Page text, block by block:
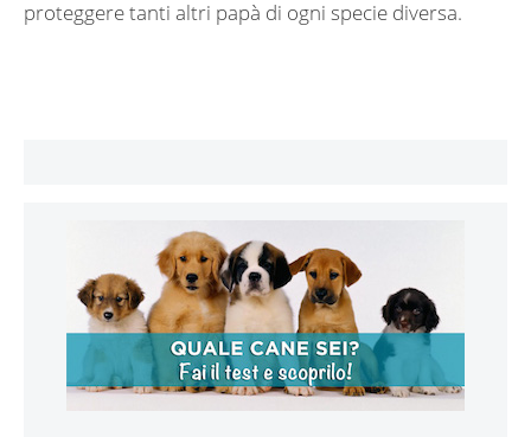
proteggere tanti altri papà di ogni specie diversa.